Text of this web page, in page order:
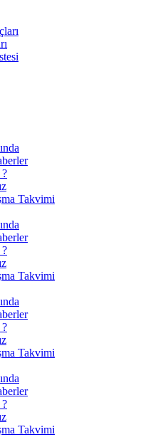
Takvimi
Takvimi
Takvimi
Takvimi